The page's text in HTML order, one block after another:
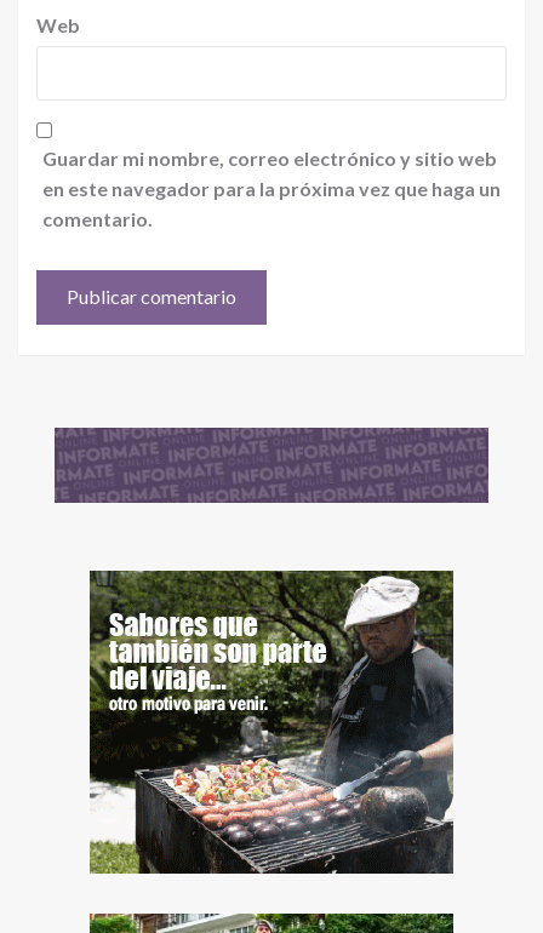
Web
Guardar mi nombre, correo electrónico y sitio web
en este navegador para la próxima vez que haga un
comentario.